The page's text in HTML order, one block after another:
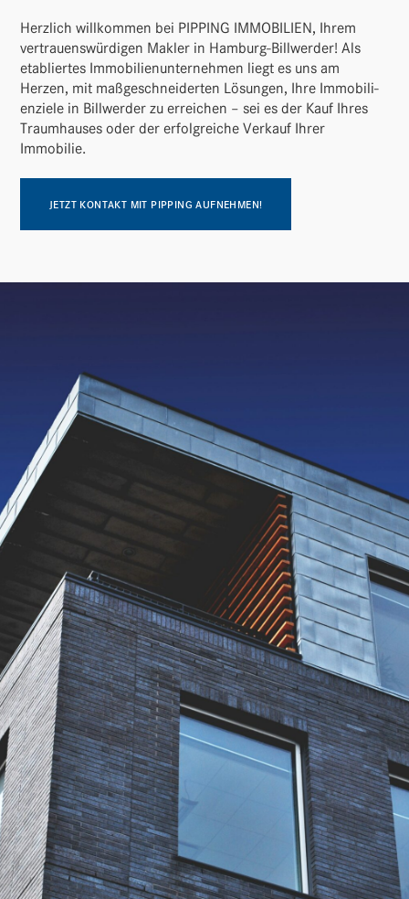
Herz­lich will­kommen bei PIPPING IMMO­BI­LIEN, Ihrem
vertrau­ens­wür­digen Makler in Hamburg-Bill­werder! Als
etabliertes Immo­bi­li­en­un­ter­nehmen liegt es uns am
Herzen, mit maßge­schnei­derten Lösungen, Ihre Immo­bi­li­
en­ziele in Bill­werder zu errei­chen – sei es der Kauf Ihres
Traum­hauses oder der erfolg­reiche Verkauf Ihrer
Immobilie.
JETZT KONTAKT MIT PIPPING AUFNEHMEN!